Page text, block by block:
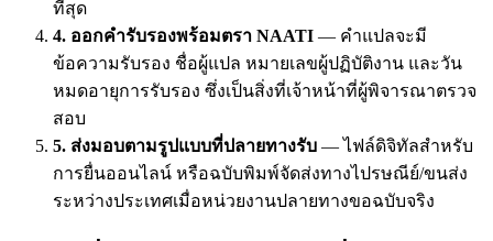
ที่สุด
4. ออกคำรับรองพร้อมตรา NAATI — คำแปลจะมี
ข้อความรับรอง ชื่อผู้แปล หมายเลขผู้ปฏิบัติงาน และวัน
หมดอายุการรับรอง ซึ่งเป็นสิ่งที่เจ้าหน้าที่ผู้พิจารณาตรวจ
สอบ
5. ส่งมอบตามรูปแบบที่ปลายทางรับ — ไฟล์ดิจิทัลสำหรับ
การยื่นออนไลน์ หรือฉบับพิมพ์จัดส่งทางไปรษณีย์/ขนส่ง
ระหว่างประเทศเมื่อหน่วยงานปลายทางขอฉบับจริง